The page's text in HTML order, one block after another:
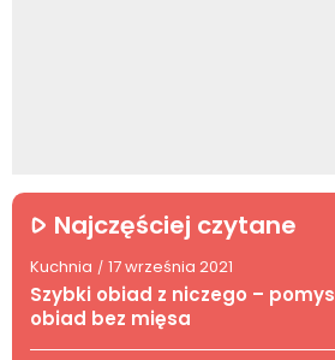
Najczęściej czytane
Kuchnia / 17 września 2021
Szybki obiad z niczego –
obiad bez mięsa